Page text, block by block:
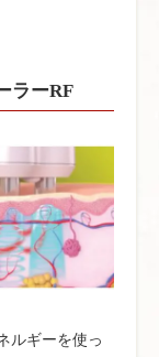
ラーRF
ルギーを使っ